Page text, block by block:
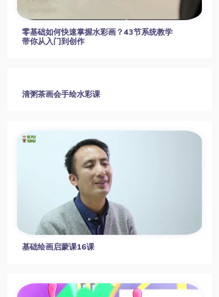
零基础如何快速掌握水彩画？43节系统教学
带你从入门到创作
清粥茶画会手绘水彩课